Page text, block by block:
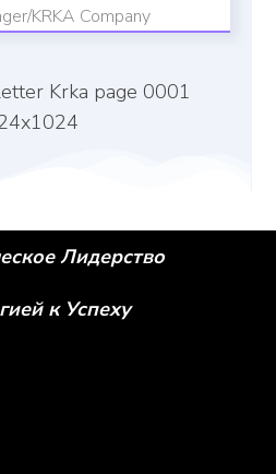
KRKA Company
Лидерство
к Успеху